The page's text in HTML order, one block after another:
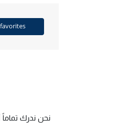
نحن ندرك